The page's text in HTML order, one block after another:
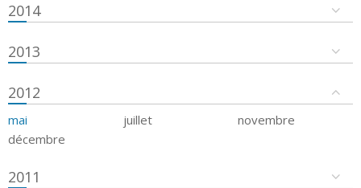
2014
2013
2012
mai juillet
novembre
décembre
2011